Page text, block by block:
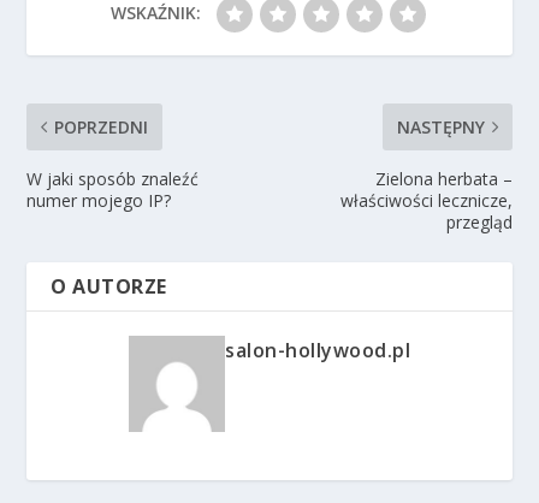
WSKAŹNIK:
POPRZEDNI
W jaki sposób znaleźć
numer mojego IP?
NASTĘPNY
Zielona herbata –
właściwości lecznicze,
przegląd
O AUTORZE
salon-hollywood.pl